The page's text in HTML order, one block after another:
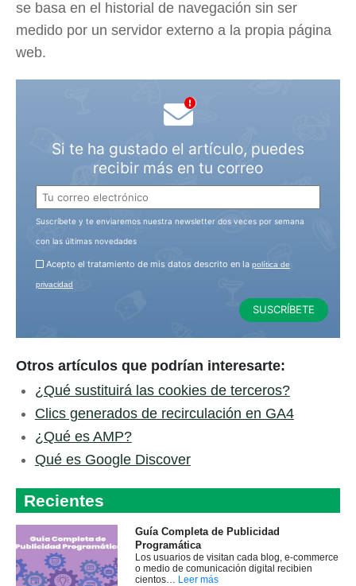
se basa en el historial de navegación sin ser
medido por un servidor externo a la propia página
web.
Si te ha gustado el artículo, puedes
recibir más en tu correo
Suscríbete y te enviaremos nuestra newsletter dos veces por semana
con las últimas novedades
Acepto el tratamiento de mis datos descrito en la política de
privacidad
Otros artículos que podrían interesarte:
¿Qué sustituirá las cookies de terceros?
Clics generados de recirculación en GA4
¿Qué es AMP?
Qué es Google Discover
Recientes
Guía Completa de Publicidad
Programática
Los usuarios de visitan cada blog, e-commerce
o medio de comunicación digital recibien
cientos…
Leer más